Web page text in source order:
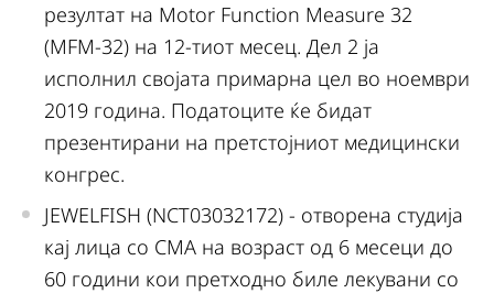
резултат на Motor Function Measure 32
(MFM-32) на 12-тиот месец. Дел 2 ја
исполнил својата примарна цел во ноември
2019 година. Податоците ќе бидат
презентирани на претстојниот медицински
конгрес.
JEWELFISH (NCT03032172) - отворена студија
кај лица со СМА на возраст од 6 месеци до
60 години кои претходно биле лекувани со